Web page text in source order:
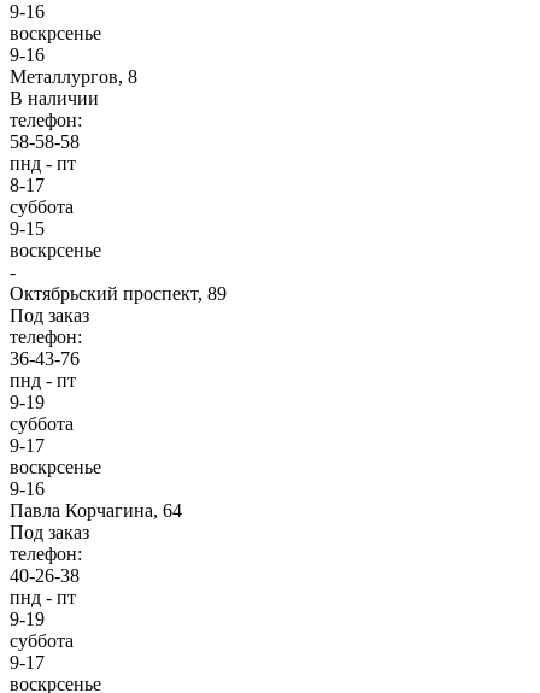
9-16
воскрсенье
9-16
Металлургов, 8
В наличии
телефон:
58-58-58
пнд - пт
8-17
суббота
9-15
воскрсенье
-
Октябрьский проспект, 89
Под заказ
телефон:
36-43-76
пнд - пт
9-19
суббота
9-17
воскрсенье
9-16
Павла Корчагина, 64
Под заказ
телефон:
40-26-38
пнд - пт
9-19
суббота
9-17
воскрсенье